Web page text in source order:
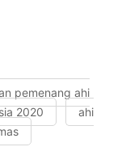
pemenang ahi
2020
ahi